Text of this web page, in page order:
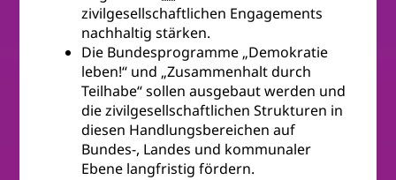
zivilgesellschaftlichen Engagements
nachhaltig stärken.
Die Bundesprogramme „Demokratie
leben!“ und „Zusammenhalt durch
Teilhabe“ sollen ausgebaut werden und
die zivilgesellschaftlichen Strukturen in
diesen Handlungsbereichen auf
Bundes-, Landes und kommunaler
Ebene langfristig fördern.